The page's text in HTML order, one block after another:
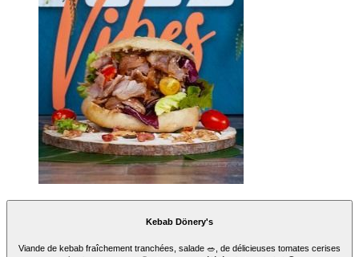
🍅, lardons de dinde, tranche de fromage à raclette 🧀 et ta sauce préférée de ton